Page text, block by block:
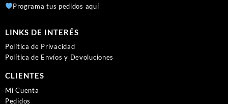
Programa tus pedidos aquí
LINKS DE INTERÉS
Política de Privacidad
Política de Envíos y Devoluciones
CLIENTES
Mi Cuenta
Pedidos